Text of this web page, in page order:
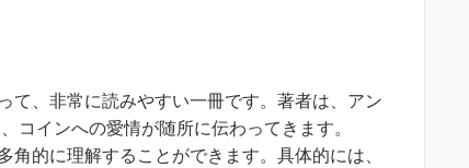
て、非常に読みやすい一冊です。著者は、アン
コインへの愛情が随所に伝わってきます。
的に理解することができます。具体的には、